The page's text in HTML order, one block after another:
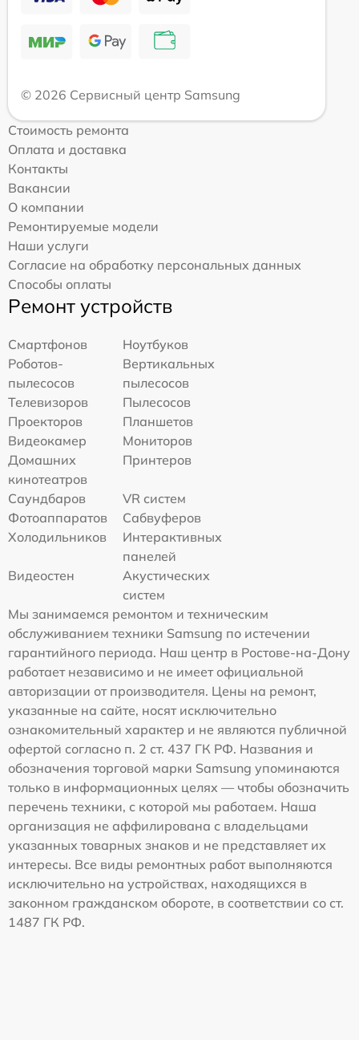
© 2026 Сервисный центр Samsung
Стоимость ремонта
Оплата и доставка
Контакты
Вакансии
О компании
Ремонтируемые модели
Наши услуги
Согласие на обработку персональных данных
Способы оплаты
Ремонт устройств
Смартфонов
Ноутбуков
Роботов-
пылесосов
Вертикальных
пылесосов
Телевизоров
Пылесосов
Проекторов
Планшетов
Видеокамер
Мониторов
Домашних
кинотеатров
Принтеров
Саундбаров
VR систем
Фотоаппаратов
Сабвуферов
Холодильников
Интерактивных
панелей
Видеостен
Акустических
систем
Мы занимаемся ремонтом и техническим
обслуживанием техники Samsung по истечении
гарантийного периода. Наш центр в Ростове-на-Дону
работает независимо и не имеет официальной
авторизации от производителя. Цены на ремонт,
указанные на сайте, носят исключительно
ознакомительный характер и не являются публичной
офертой согласно п. 2 ст. 437 ГК РФ. Названия и
обозначения торговой марки Samsung упоминаются
только в информационных целях — чтобы обозначить
перечень техники, с которой мы работаем. Наша
организация не аффилирована с владельцами
указанных товарных знаков и не представляет их
интересы. Все виды ремонтных работ выполняются
исключительно на устройствах, находящихся в
законном гражданском обороте, в соответствии со ст.
1487 ГК РФ.